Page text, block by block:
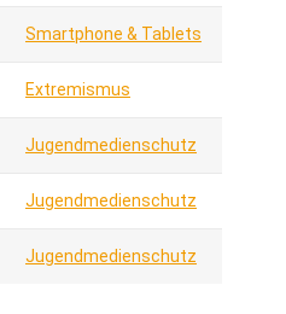
Smartphone & Tablets
Extremismus
Jugendmedienschutz
Jugendmedienschutz
Jugendmedienschutz